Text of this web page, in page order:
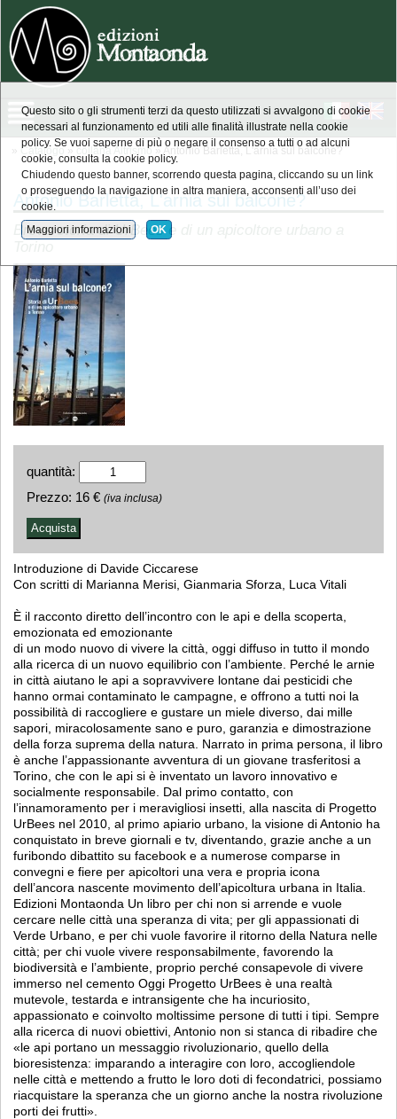
» Catalogo » collana Altrismo » Antonio Barletta, L'arnia sul balcone?
Antonio Barletta, L'arnia sul balcone?
Breve storia di UrBees e di un apicoltore urbano a
quantità:
Prezzo: 16 € (iva inclusa)
Introduzione di Davide Ciccarese
Con scritti di Marianna Merisi, Gianmaria Sforza, Luca Vitali
È il racconto diretto dell’incontro con le api e della scoperta,
emozionata ed emozionante
di un modo nuovo di vivere la città, oggi diffuso in tutto il mondo
alla ricerca di un nuovo equilibrio con l’ambiente. Perché le arnie
in città aiutano le api a sopravvivere lontane dai pesticidi che
hanno ormai contaminato le campagne, e offrono a tutti noi la
possibilità di raccogliere e gustare un miele diverso, dai mille
sapori, miracolosamente sano e puro, garanzia e dimostrazione
della forza suprema della natura. Narrato in prima persona, il libro
è anche l’appassionante avventura di un giovane trasferitosi a
Torino, che con le api si è inventato un lavoro innovativo e
socialmente responsabile. Dal primo contatto, con
l’innamoramento per i meravigliosi insetti, alla nascita di Progetto
UrBees nel 2010, al primo apiario urbano, la visione di Antonio ha
conquistato in breve giornali e tv, diventando, grazie anche a un
furibondo dibattito su facebook e a numerose comparse in
convegni e fiere per apicoltori una vera e propria icona
dell’ancora nascente movimento dell’apicoltura urbana in Italia.
Edizioni Montaonda Un libro per chi non si arrende e vuole
cercare nelle città una speranza di vita; per gli appassionati di
Verde Urbano, e per chi vuole favorire il ritorno della Natura nelle
città; per chi vuole vivere responsabilmente, favorendo la
biodiversità e l’ambiente, proprio perché consapevole di vivere
immerso nel cemento Oggi Progetto UrBees è una realtà
mutevole, testarda e intransigente che ha incuriosito,
appassionato e coinvolto moltissime persone di tutti i tipi. Sempre
alla ricerca di nuovi obiettivi, Antonio non si stanca di ribadire che
«le api portano un messaggio rivoluzionario, quello della
bioresistenza: imparando a interagire con loro, accogliendole
nelle città e mettendo a frutto le loro doti di fecondatrici, possiamo
riacquistare la speranza che un giorno anche la nostra rivoluzione
porti dei frutti».
Questo sito o gli strumenti terzi da questo utilizzati si avvalgono di cookie
necessari al funzionamento ed utili alle finalità illustrate nella cookie
policy. Se vuoi saperne di più o negare il consenso a tutti o ad alcuni
cookie, consulta la cookie policy.
Chiudendo questo banner, scorrendo questa pagina, cliccando su un link
o proseguendo la navigazione in altra maniera, acconsenti all’uso dei
cookie.
Maggiori informazioni OK